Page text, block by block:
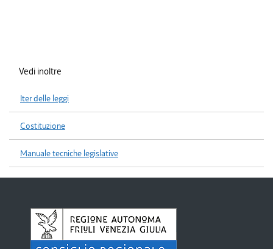
Vedi inoltre
Iter delle leggi
Costituzione
Manuale tecniche legislative